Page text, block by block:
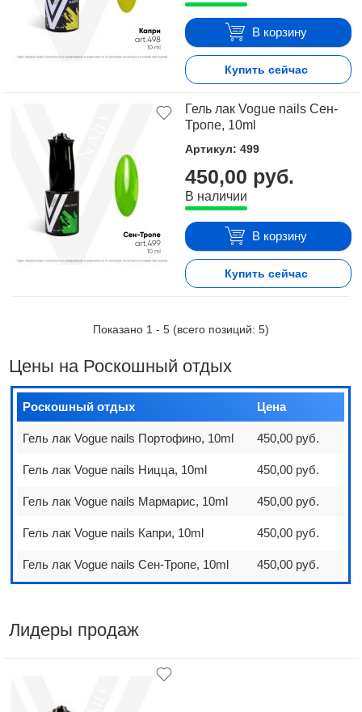
В корзину
Купить сейчас
Гель лак Vogue nails Сен-
Тропе, 10ml
Артикул: 499
450,00 руб.
В наличии
В корзину
Купить сейчас
Показано 1 - 5 (всего позиций: 5)
Цены на Роскошный отдых
Роскошный отдых Цена
Гель лак Vogue nails Портофино, 10ml 450,00 руб.
Гель лак Vogue nails Ницца, 10ml 450,00 руб.
Гель лак Vogue nails Мармарис, 10ml 450,00 руб.
Гель лак Vogue nails Капри, 10ml 450,00 руб.
Гель лак Vogue nails Сен-Тропе, 10ml 450,00 руб.
Лидеры продаж